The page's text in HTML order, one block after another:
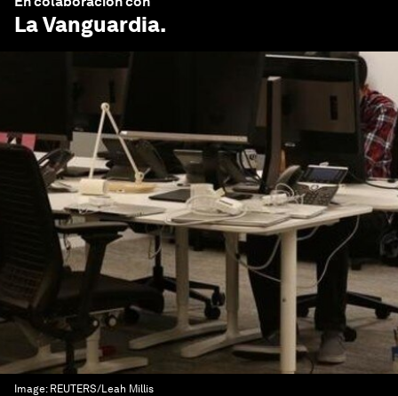
La Vanguardia.
Image: REUTERS/Leah Millis